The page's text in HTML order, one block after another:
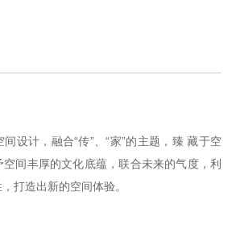
设计，融合“传”、“家”的主题，臻 藏于空
间丰厚的文化底蕴，联合未来的气度，利
打造出新的空间体验。